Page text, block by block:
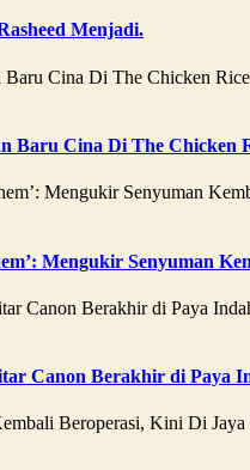
Menjadi.
Baru Cina Di The Chicken
Mengukir Senyuman
Canon Berakhir di Paya